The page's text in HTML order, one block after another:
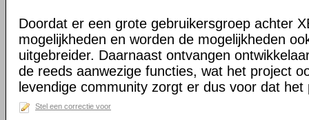
Doordat er een grote gebruikersgroep achter
mogelijkheden en worden de mogelijkheden
uitgebreider. Daarnaast ontvangen
de reeds aanwezige functies, wat het project
levendige community zorgt er dus voor dat
Stel een correctie voor